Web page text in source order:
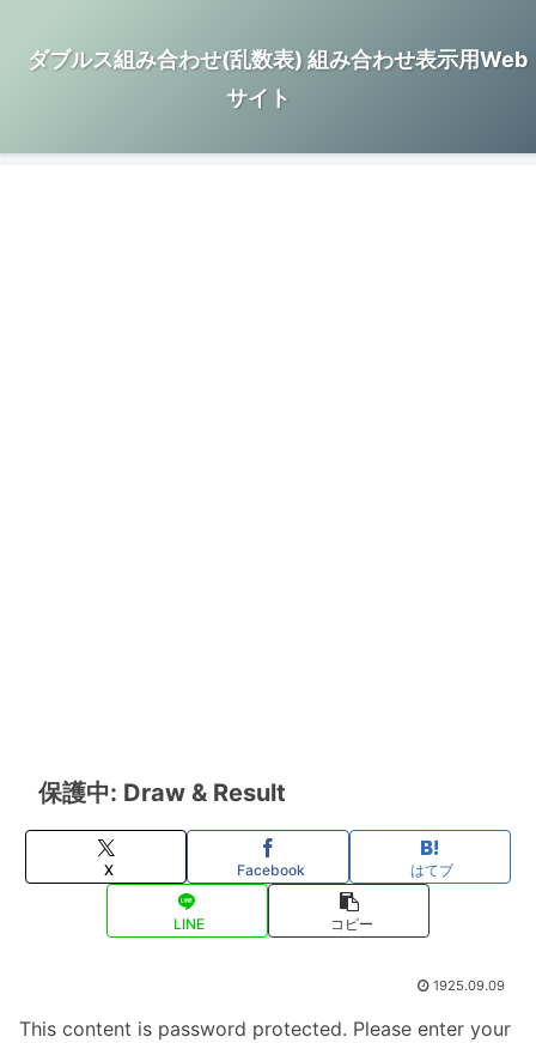
ダブルス組み合わせ(乱数表) 組み合わせ表示用Web
サイト
保護中: Draw & Result
X Facebook はてブ
LINE コピー
1925.09.09
This content is password protected. Please enter your